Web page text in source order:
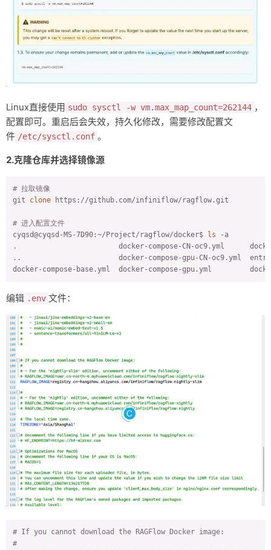
Linux直接使用 sudo sysctl -w vm.max_map_count=262144 ，
配置即可。重启后会失效，持久化修改，需要修改配置文
件 /etc/sysctl.conf 。
2.克隆仓库并选择镜像源
# 拉取镜像
git clone https://github.com/infiniflow/ragflow.git
# 进入配置文件
cyqsd@cyqsd-MS-7D90:~/Project/ragflow/docker$
ls -a
.                        docker-compose-CN-oc9.yml
..                       docker-compose-gpu-CN-oc9.yml
docker-compose-base.yml  docker-compose-gpu.yml
编辑 .env 文件：
# If you cannot download the RAGFlow Docker image:
#